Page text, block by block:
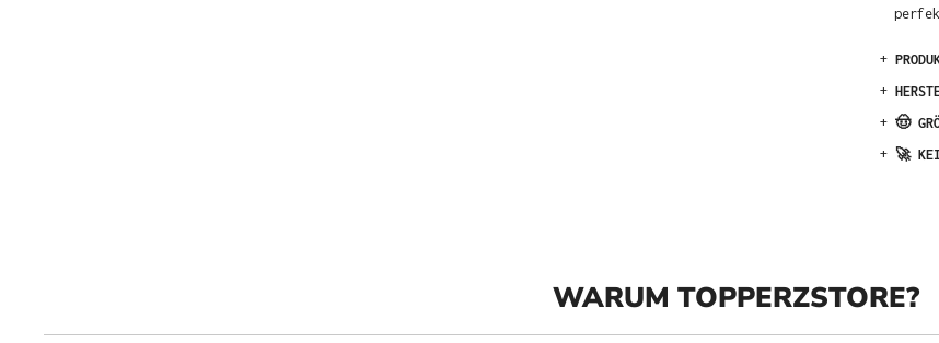
+
+
+ 🤠
+ 🚀
WARUM TOPPERZSTORE?